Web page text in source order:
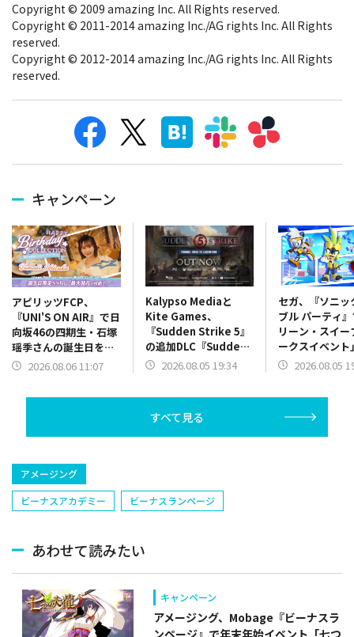
Copyright © 2009 amazing Inc. All Rights reserved.
Copyright © 2011-2014 amazing Inc./AG rights Inc. All Rights
reserved.
Copyright © 2012-2014 amazing Inc./AG rights Inc. All Rights
reserved.
キャンペーン
アピリッツFCP、
『UNI'S ON AIR』で日
向坂46の四期生・石塚
瑶季さんの誕生日を記
念した「誕生日限定バ
2026.08.06 11:07
Kalypso Mediaと
Kite Games、
『Sudden Strike 5』
の追加DLC『Sudden
Strike 5 – France:
2026.08.05 19:34
セガ、『ソニッ
ブル パーティ
リーン・スイー
ークスイベント
催…夏の気分を
2026.08.05
すべて見る
アメージング
ビーナスアカデミー
ビーナスランページ
あわせて読みたい
キャンペーン
アメージング、Mobage『ビーナスラ
ンページ』で年末年始イベント「七つ